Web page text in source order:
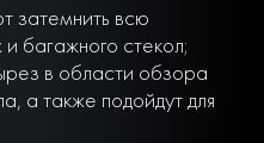
затемнить всю
багажного стекол;
в области обзора
а также подойдут для